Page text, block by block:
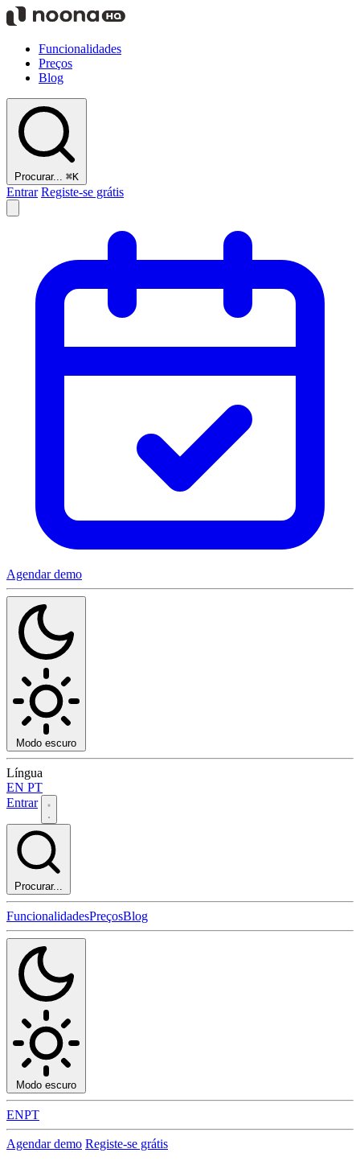
Funcionalidades
Preços
Blog
Procurar... ⌘K
Entrar Registe-se grátis
Agendar demo
Modo escuro
Língua
EN PT
Entrar
Procurar...
FuncionalidadesPreçosBlog
Modo escuro
ENPT
Agendar demo Registe-se grátis